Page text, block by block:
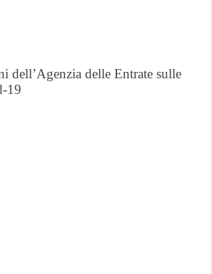
dell’Agenzia delle Entrate sulle
19